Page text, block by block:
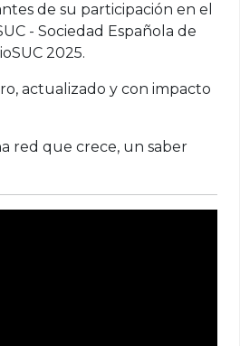
de su participación en el
- Sociedad Española de
2025.
actualizado y con impacto
red que crece, un saber